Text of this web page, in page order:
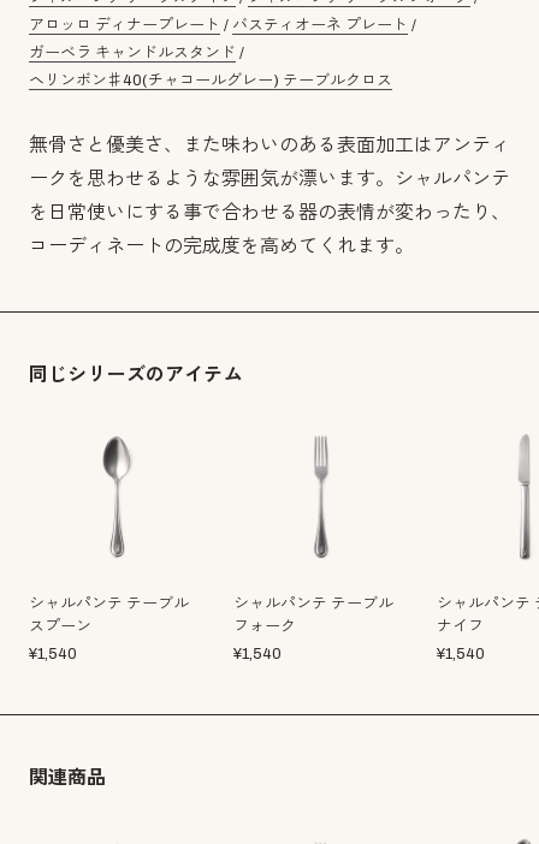
アロッロ ディナープレート / バスティオーネ プレート /
ガーベラ キャンドルスタンド /
ヘリンボン♯40(チャコールグレー) テーブルクロス
無骨さと優美さ、また味わいのある表面加工はアンティ
ークを思わせるような雰囲気が漂います。シャルパンテ
を日常使いにする事で合わせる器の表情が変わったり、
コーディネートの完成度を高めてくれます。
同じシリーズのアイテム
シャルパンテ テーブル
スプーン
¥1,540
シャルパンテ テーブル
フォーク
¥1,540
シャルパンテ
ナイフ
¥1,540
関連商品